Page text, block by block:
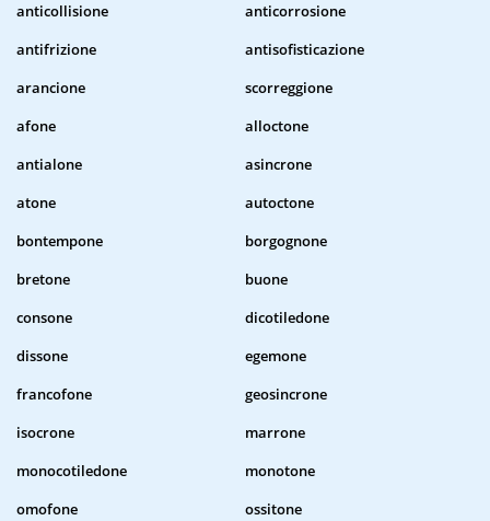
anticollisione
anticorrosione
antifrizione
antisofisticazione
arancione
scorreggione
afone
alloctone
antialone
asincrone
atone
autoctone
bontempone
borgognone
bretone
buone
consone
dicotiledone
dissone
egemone
francofone
geosincrone
isocrone
marrone
monocotiledone
monotone
omofone
ossitone